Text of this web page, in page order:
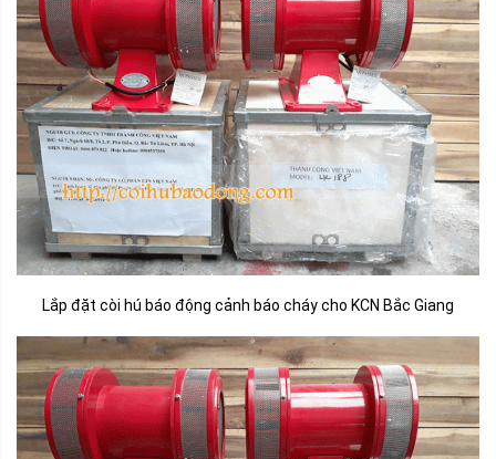
Lắp đặt còi hú báo động cảnh báo cháy cho KCN Bắc Giang